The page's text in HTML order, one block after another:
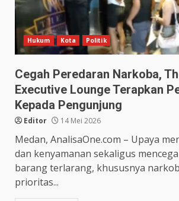
Hukum Kota Politik
Cegah Peredaran Narkoba,
Executive Lounge Terapkan
Kepada Pengunjung
Editor 14 Mei 2026
Medan, AnalisaOne.com – Upaya
dan kenyamanan sekaligus
barang terlarang, khususnya
prioritas...